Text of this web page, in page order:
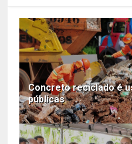
Concreto reciclado é
públicas